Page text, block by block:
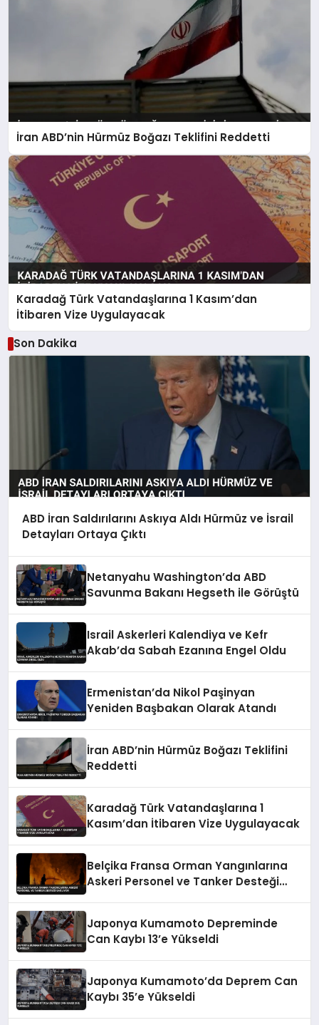
İran ABD’nin Hürmüz Boğazı Teklifini Reddetti
Karadağ Türk Vatandaşlarına 1 Kasım’dan
İtibaren Vize Uygulayacak
Son Dakika
ABD İran Saldırılarını Askıya Aldı Hürmüz ve İsrail
Detayları Ortaya Çıktı
Netanyahu Washington’da ABD
Savunma Bakanı Hegseth ile Görüştü
Israil Askerleri Kalendiya ve Kefr
Akab’da Sabah Ezanına Engel Oldu
Ermenistan’da Nikol Paşinyan
Yeniden Başbakan Olarak Atandı
İran ABD’nin Hürmüz Boğazı Teklifini
Reddetti
Karadağ Türk Vatandaşlarına 1
Kasım’dan İtibaren Vize Uygulayacak
Belçika Fransa Orman Yangınlarına
Askeri Personel ve Tanker Desteği
Japonya Kumamoto Depreminde
Can Kaybı 13’e Yükseldi
Japonya Kumamoto’da Deprem Can
Kaybı 35’e Yükseldi